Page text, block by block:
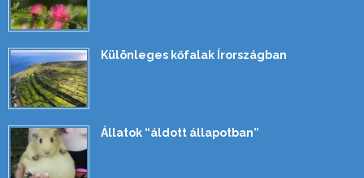
Különleges kőfalak Írországban
Állatok “áldott állapotban”